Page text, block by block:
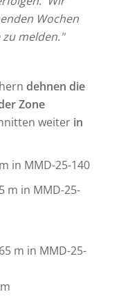
Wochen
melden."
dehnen die
Zone
weiter in
in MMD-25-140
m in MMD-25-
m in MMD-25-